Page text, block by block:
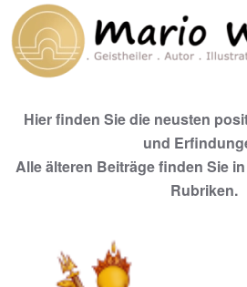
Zum Hauptinhalt springen
Hier finden Sie die neusten
und
Alle älteren Beiträge finden Sie
Rubriken.